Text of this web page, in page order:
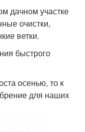
дачном участке
очистки,
ветки.
быстрого
осенью, то к
для наших